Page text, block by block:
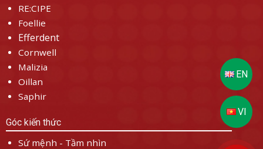
RE:CIPE
Foellie
Efferdent
Cornwell
Malizia
Oillan
Saphir
Góc kiến thức
Sứ mệnh - Tầm nhìn